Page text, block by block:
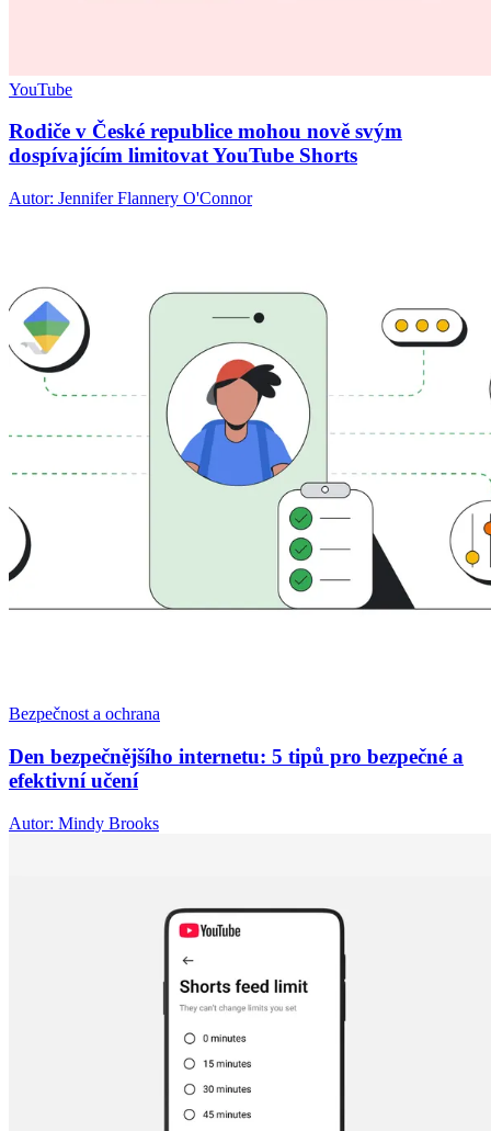
YouTube
Rodiče v České republice mohou nově svým
dospívajícím limitovat YouTube Shorts
Autor: Jennifer Flannery O'Connor
Bezpečnost a ochrana
Den bezpečnějšího internetu: 5 tipů pro bezpečné a
efektivní učení
Autor: Mindy Brooks